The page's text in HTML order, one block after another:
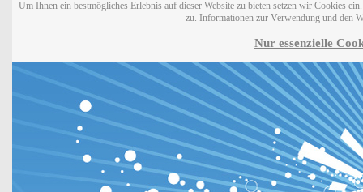
Um Ihnen ein bestmögliches Erlebnis auf dieser Website zu bieten setzen wir Cookies
zu. Informationen zur Verwendung und den
Nur essenzielle